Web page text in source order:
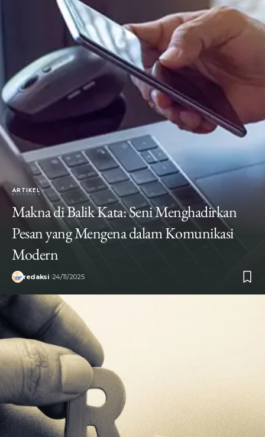
ARTIKEL
Makna di Balik Kata: Seni Menghadirkan
Pesan yang Mengena dalam Komunikasi
Modern
redaksi 24/11/2025